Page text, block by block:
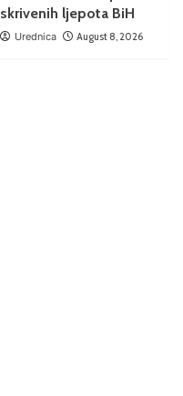
skrivenih ljepota BiH
Urednica August 8, 2026